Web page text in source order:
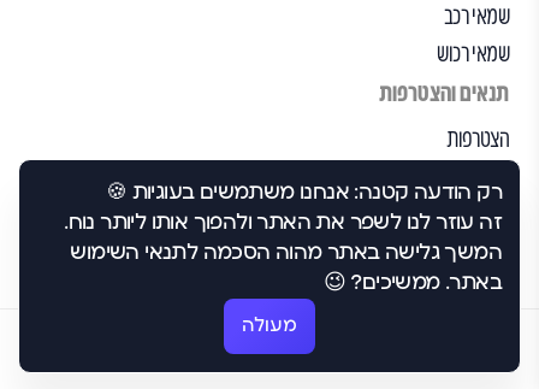
רק הודעה קטנה: אנחנו משתמשים בעוגיות 🍪
זה עוזר לנו לשפר את האתר ולהפוך אותו ליותר נוח.
המשך גלישה באתר מהוה הסכמה לתנאי השימוש
באתר. ממשיכים? 😉
מעולה
שמאי רכב
שמאי רכוש
תנאים והצטרפות
הצטרפות
תנאי שימוש
הצהרת נגישות